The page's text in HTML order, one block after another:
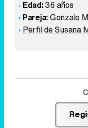
Edad:36 años
Pareja:Gonzalo
Perfil de Susana